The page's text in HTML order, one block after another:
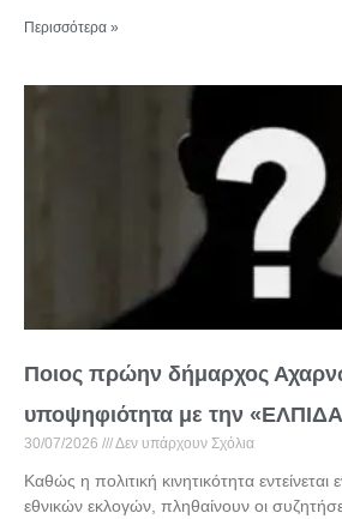
Περισσότερα »
Ποιος πρώην δήμαρχος
υποψηφιότητα με την
30/07/2026 Δεν υπάρχουν Σχόλια
Καθώς η πολιτική κινητικότητα
εθνικών εκλογών, πληθαίνουν οι